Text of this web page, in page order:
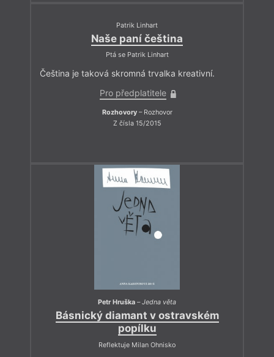
Patrik Linhart
Naše paní čeština
Ptá se Patrik Linhart
Čeština je taková skromná trvalka kreativní.
Pro předplatitele
Rozhovory– Rozhovor
Z čísla 15/2015
Petr Hruška –Jedna věta
Básnický diamant v ostravském
popílku
Reflektuje Milan Ohnisko